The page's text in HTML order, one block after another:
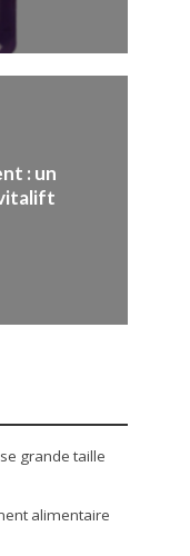
: un
grande taille
alimentaire